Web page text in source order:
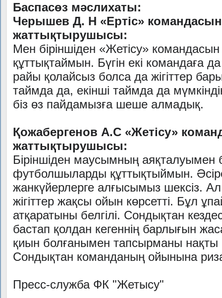
Баспасөз мәслихаты:
Черышев Д. Н «Ертіс»
жаттықтырушысы:
Мен біріншіден «Жетісу» командасын
құттықтаймын. Бүгін екі командаға
райы қолайсыз болса да жігіттер
таймда да, екінші таймда да
біз өз пайдамызға шеше алмадық.
Қожабергенов А.С «Жетісу»
жаттықтырушысы:
Біріншіден маусымның
футболшыларды құттықтыймын.
жанкүйерлерге алғысымыз шексіз.
жігіттер жақсы ойын көрсетті. Бұл
атқаратыны белгілі. Сондықтан
бастап қолдан кегеннің барлығын
қиын болғанымен тапсырманы нақты
Сондықтан команданың ойынына
Пресс-служба ФК "Жетысу"